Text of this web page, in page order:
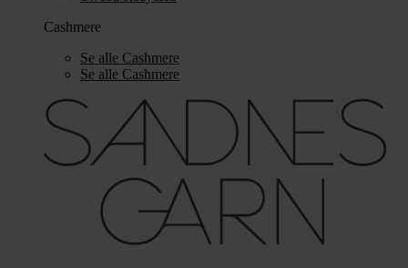
Cashmere
Se alle Cashmere
Se alle Cashmere